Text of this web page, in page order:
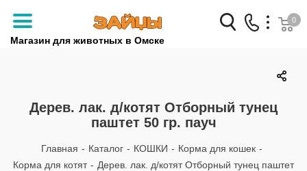
Магазин для животных в Омске
Заказать звонок
+7 (3812) 79-04-04
+7 (950) 959-88-32
0
Дерев. лак. д/котят Отборный тунец
паштет 50 гр. пауч
Главная - Каталог - КОШКИ - Корма для кошек -
Корма для котят - Дерев. лак. д/котят Отборный тунец паштет